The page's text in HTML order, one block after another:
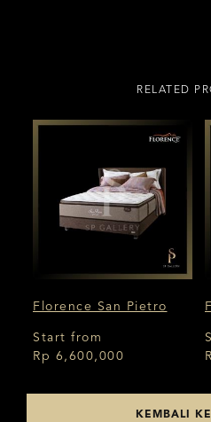
RELATED
Florence San Pietro
Start from
Rp 6,600,000
KEMBALI